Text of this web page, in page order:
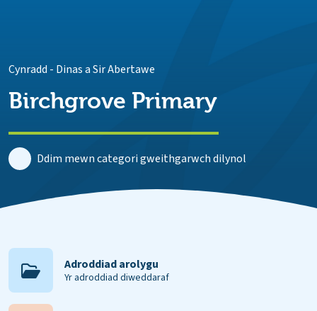
Cynradd - Dinas a Sir Abertawe
Birchgrove Primary
Ddim mewn categori gweithgarwch dilynol
Adroddiad arolygu
Yr adroddiad diweddaraf